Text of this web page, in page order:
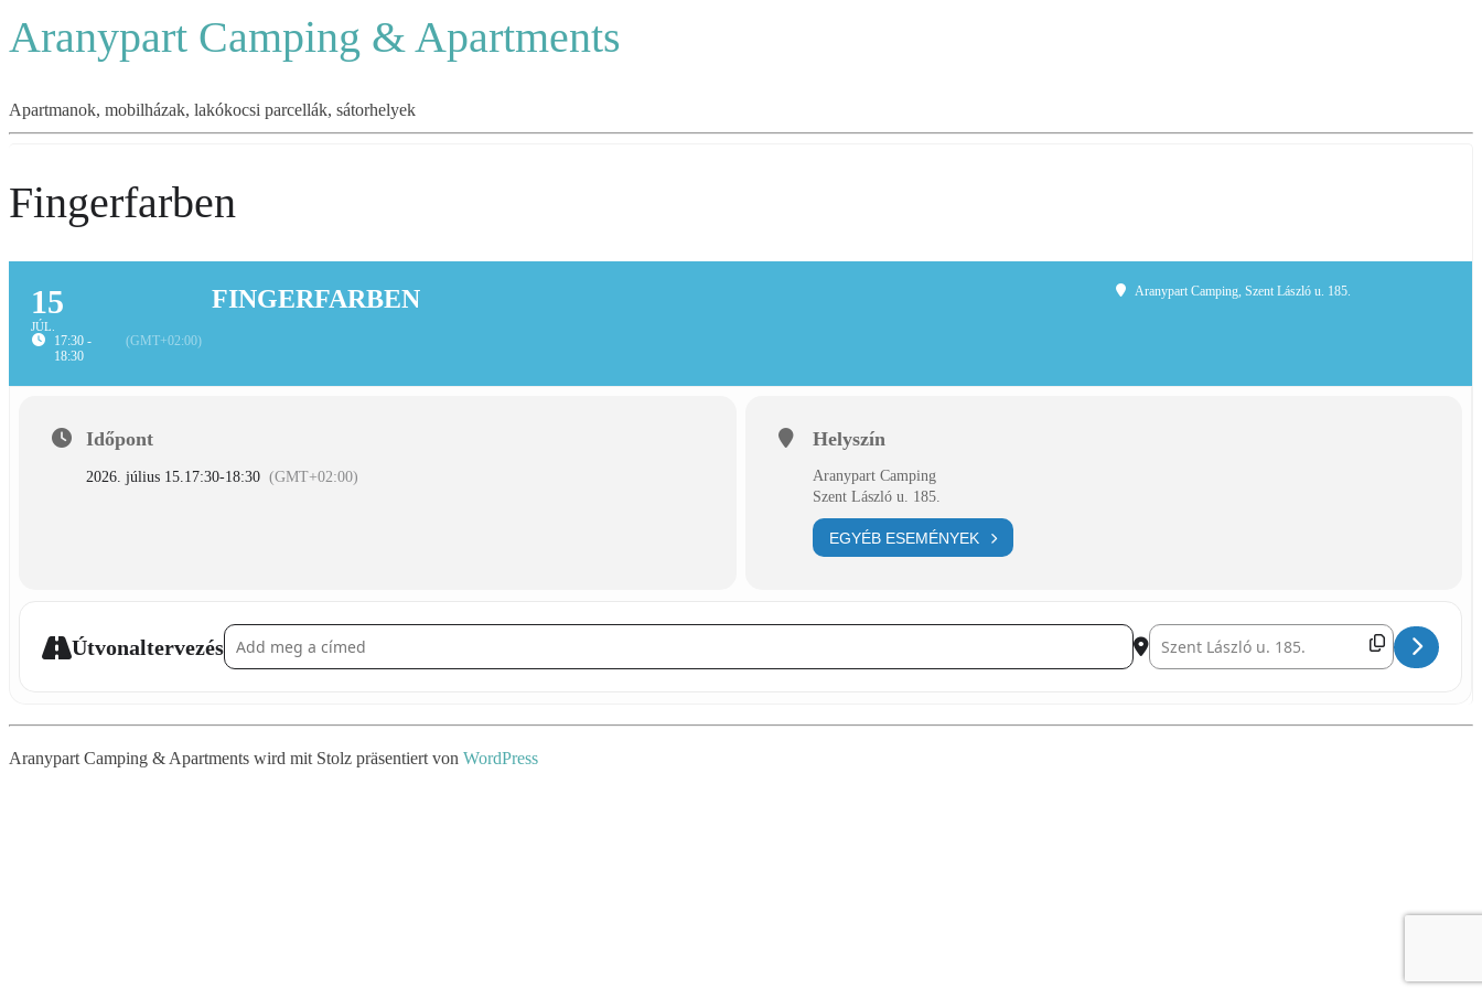
Aranypart Camping & Apartments
Apartmanok, mobilházak, lakókocsi parcellák, sátorhelyek
Fingerfarben
15
JÚL.
17:30 -
18:30
(GMT+02:00)
FINGERFARBEN Aranypart Camping, Szent László u. 185.
Időpont
2026. július 15.17:30-18:30 (GMT+02:00)
Helyszín
Aranypart Camping
Szent László u. 185.
EGYÉB ESEMÉNYEK
ÚtvonaltervezésAddress - Fingerfarben [] Destination Address - Fingerfarben []
Aranypart Camping & Apartments wird mit Stolz präsentiert von WordPress